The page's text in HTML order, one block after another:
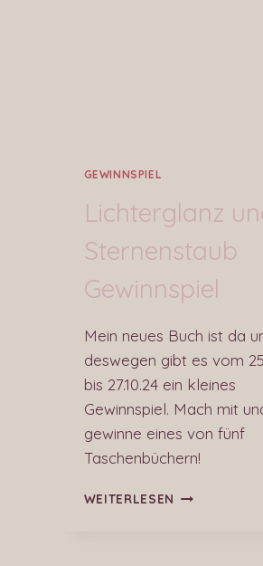
GEWINNSPIEL
Lichterglanz
Sternenstaub
Gewinnspiel
Mein neues Buch ist da
deswegen gibt es vom
bis 27.10.24 ein kleines
Gewinnspiel. Mach mit
gewinne eines von fünf
Taschenbüchern!
WEITERLESEN